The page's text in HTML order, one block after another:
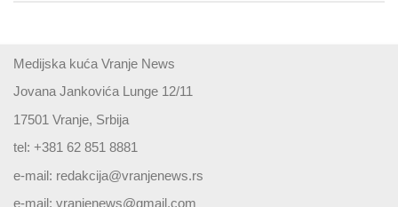
Medijska kuća Vranje News
Jovana Jankovića Lunge 12/11
17501 Vranje, Srbija
tel: +381 62 851 8881
e-mail: redakcija@vranjenews.rs
e-mail: vranjenews@gmail.com